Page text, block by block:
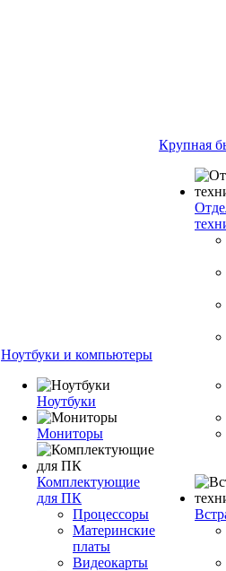
Ноутбуки и компьютеры
Ноутбуки
Мониторы
Комплектующие
для ПК
Процессоры
Материнские
платы
Видеокарты
Крупная